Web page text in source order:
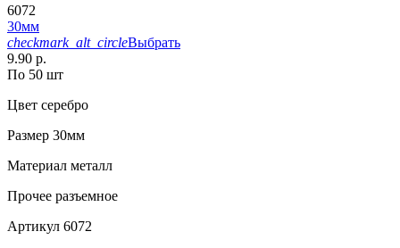
6072
30мм
checkmark_alt_circleВыбрать
9.90 р.
По 50 шт
Цвет серебро
Размер 30мм
Материал металл
Прочее разъемное
Артикул 6072